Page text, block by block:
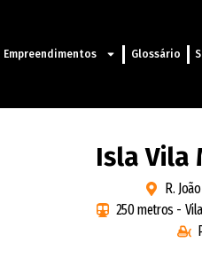
Empreendimentos Glossário
Isla Vila
R.
250 metros -